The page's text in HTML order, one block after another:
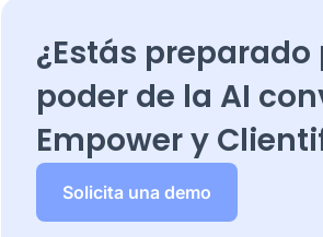
¿Estás
poder de la AI
Empower y
Solicita una demo